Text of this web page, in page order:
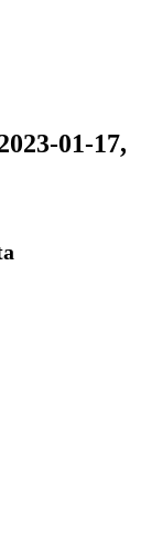
01-17,